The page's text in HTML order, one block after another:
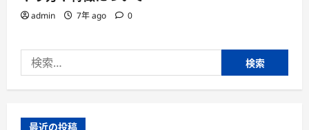
admin 7年 ago 0
索:
最近の投稿